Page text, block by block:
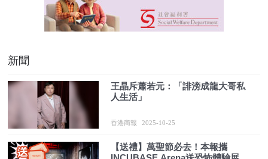
新聞
王晶斥蕭若元：「誹滂成龍大哥私
人生活」
香港商報 2025-10-25
【送禮】萬聖節必去！本報攜